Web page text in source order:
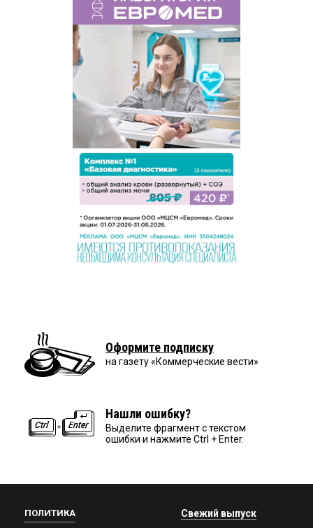
Оформите подписку
на газету «Коммерческие вести»
Нашли ошибку?
Выделите фрагмент с текстом
ошибки и нажмите Ctrl + Enter.
ПОЛИТИКА Свежий выпуск